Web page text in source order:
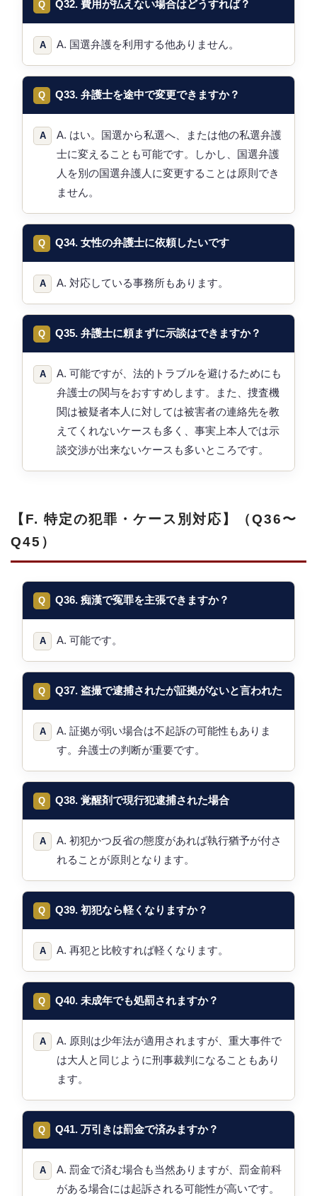
Q32. 費用が払えない場合はどうすれば？
A. 国選弁護を利用する他ありません。
Q33. 弁護士を途中で変更できますか？
A. はい。国選から私選へ、または他の私選弁護
士に変えることも可能です。しかし、国選弁護
人を別の国選弁護人に変更することは原則でき
ません。
Q34. 女性の弁護士に依頼したいです
A. 対応している事務所もあります。
Q35. 弁護士に頼まずに示談はできますか？
A. 可能ですが、法的トラブルを避けるためにも
弁護士の関与をおすすめします。また、捜査機
関は被疑者本人に対しては被害者の連絡先を教
えてくれないケースも多く、事実上本人では示
談交渉が出来ないケースも多いところです。
【F. 特定の犯罪・ケース別対応】（Q36〜
Q45）
Q36. 痴漢で冤罪を主張できますか？
A. 可能です。
Q37. 盗撮で逮捕されたが証拠がないと言われた
A. 証拠が弱い場合は不起訴の可能性もありま
す。弁護士の判断が重要です。
Q38. 覚醒剤で現行犯逮捕された場合
A. 初犯かつ反省の態度があれば執行猶予が付さ
れることが原則となります。
Q39. 初犯なら軽くなりますか？
A. 再犯と比較すれば軽くなります。
Q40. 未成年でも処罰されますか？
A. 原則は少年法が適用されますが、重大事件で
は大人と同じように刑事裁判になることもあり
ます。
Q41. 万引きは罰金で済みますか？
A. 罰金で済む場合も当然ありますが、罰金前科
がある場合には起訴される可能性が高いです。